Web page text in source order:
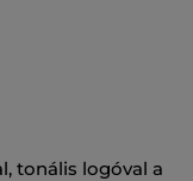
tonális logóval a